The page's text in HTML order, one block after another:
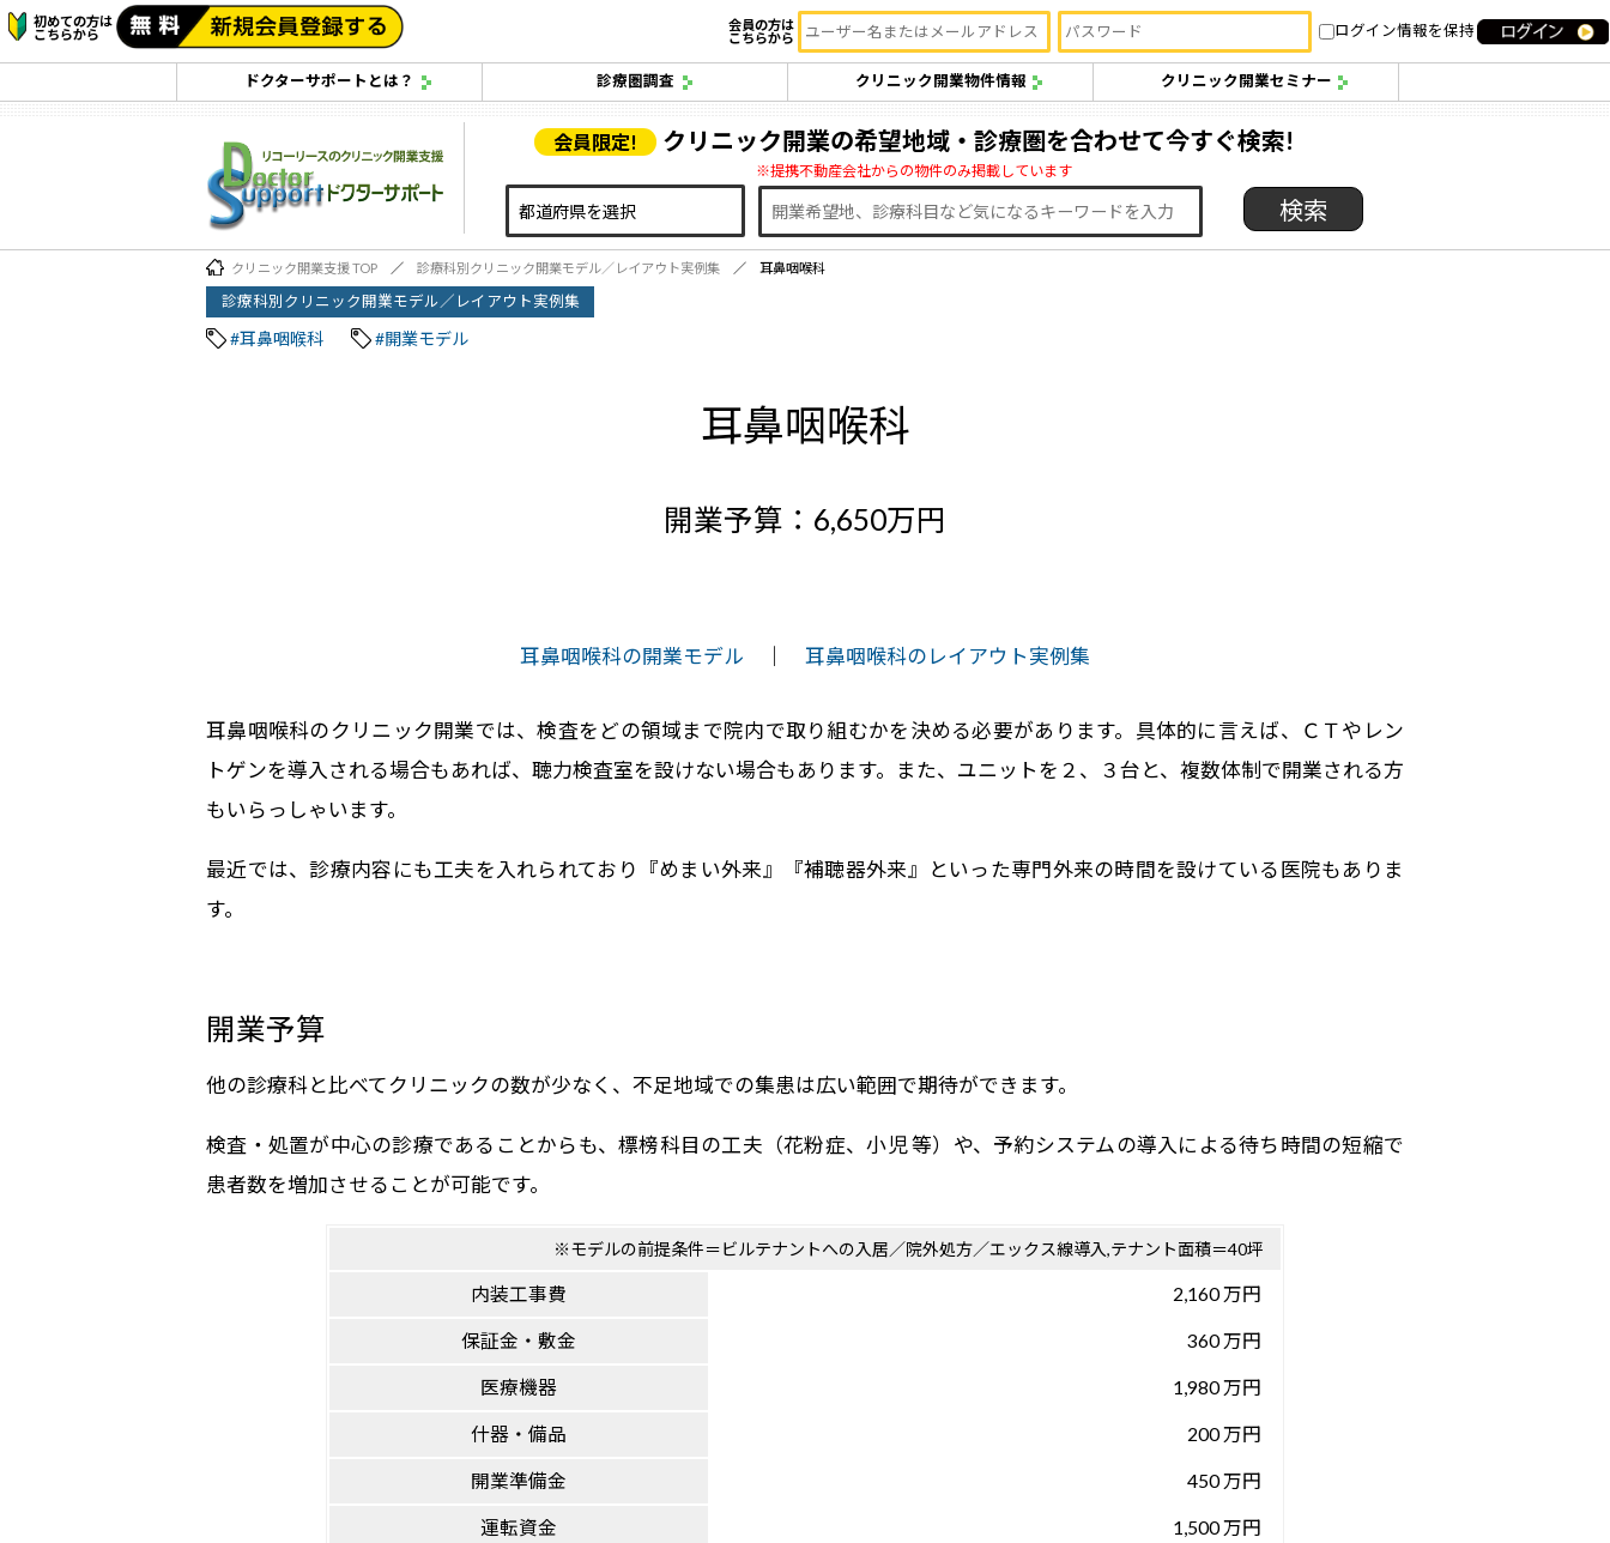
初めての方は
こちらから
会員の方は
こちらから
ログイン情報を保持
ドクターサポートとは？ 診療圏調査 クリニック開業物件情報 クリニック開業セミナー
会員限定! クリニック開業の希望地域・診療圏を合わせて今すぐ検索!
※提携不動産会社からの物件のみ掲載しています
クリニック開業支援 TOP 診療科別クリニック開業モデル／レイアウト実例集 耳鼻咽喉科
診療科別クリニック開業モデル／レイアウト実例集
#耳鼻咽喉科 #開業モデル
耳鼻咽喉科
開業予算：6,650万円
耳鼻咽喉科の開業モデル ｜ 耳鼻咽喉科のレイアウト実例集
耳鼻咽喉科のクリニック開業では、検査をどの領域まで院内で取り組むかを決める必要があります。具体的に言えば、ＣＴやレン
トゲンを導入される場合もあれば、聴力検査室を設けない場合もあります。また、ユニットを２、３台と、複数体制で開業される方
もいらっしゃいます。
最近では、診療内容にも工夫を入れられており『めまい外来』『補聴器外来』といった専門外来の時間を設けている医院もありま
す。
開業予算
他の診療科と比べてクリニックの数が少なく、不足地域での集患は広い範囲で期待ができます。
検査・処置が中心の診療であることからも、標榜科目の工夫（花粉症、小児 等）や、予約システムの導入による待ち時間の短縮で
患者数を増加させることが可能です。
※モデルの前提条件＝ビルテナントへの入居／院外処方／エックス線導入,テナント面積＝40坪
内装工事費 2,160 万円
保証金・敷金 360 万円
医療機器 1,980 万円
什器・備品 200 万円
開業準備金 450 万円
運転資金 1,500 万円